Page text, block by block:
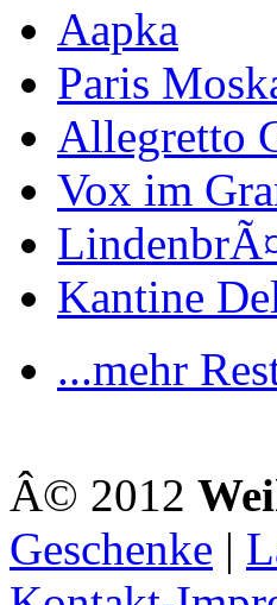
Aapka
Paris
Allegretto
Vox im
Kantine
...mehr
Â© 2012
Geschenke |